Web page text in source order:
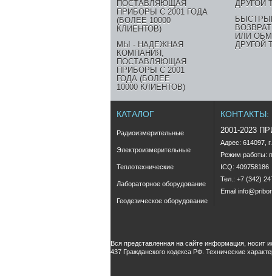
МЫ - НАДЕЖНАЯ
КОМПАНИЯ,
ПОСТАВЛЯЮЩАЯ
ПРИБОРЫ С 2001
ГОДА (БОЛЕЕ
10000 КЛИЕНТОВ)
ИЛИ
ДРУГОЙ
КАТАЛОГ
Радиоизмерительные
Электроизмерительные
Теплотехнические
Лабораторное оборудование
Геодезическое оборудование
КОНТАКТЫ:
2001-2023
Адрес: 614097,
Режим работы:
ICQ: 409758186
Тел.: +7 (342)
Email
Вся представленная на сайте информация, носит
437 Гражданского кодекса РФ. Технические